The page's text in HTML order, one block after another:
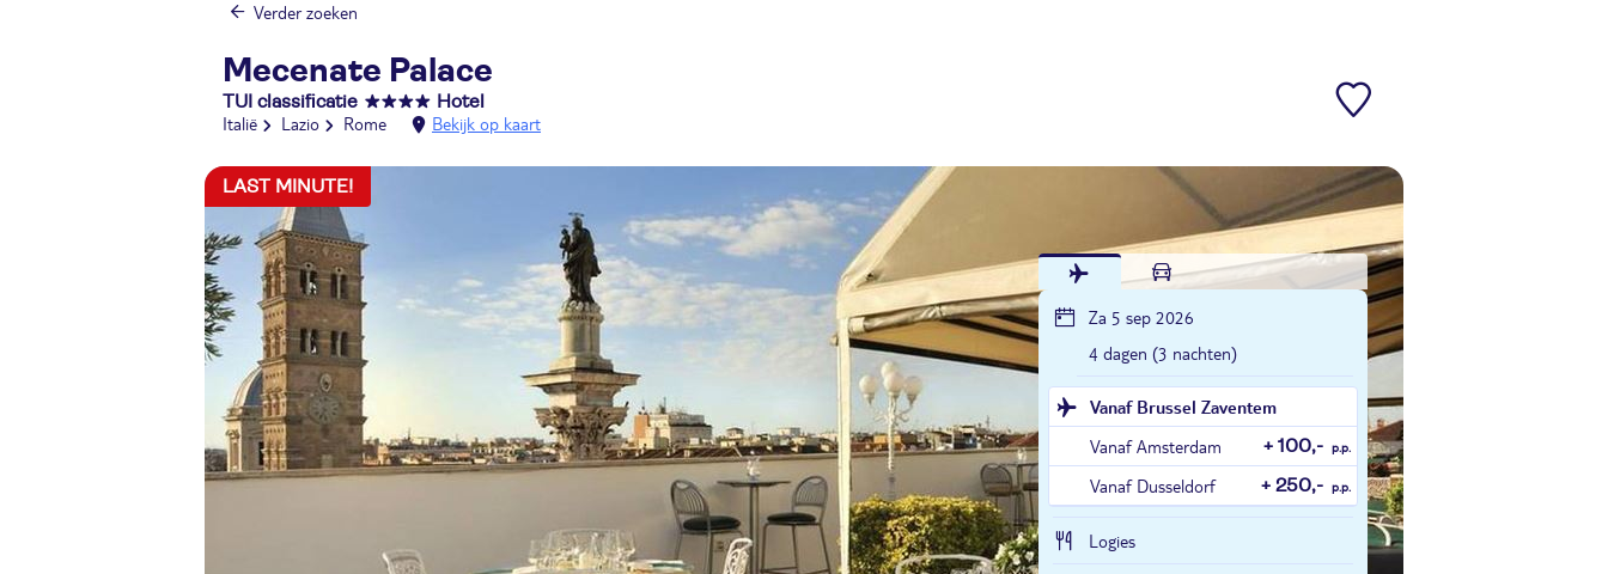
Verder zoeken
Mecenate Palace
TUI classificatie Hotel
Italië Lazio Rome Bekijk op kaart
LAST MINUTE!
Za 5 sep 2026
4 dagen (3 nachten)
Vanaf Brussel Zaventem
Vanaf Amsterdam
+ 100,- p.p.
Vanaf Dusseldorf + 250,- p.p.
Logies